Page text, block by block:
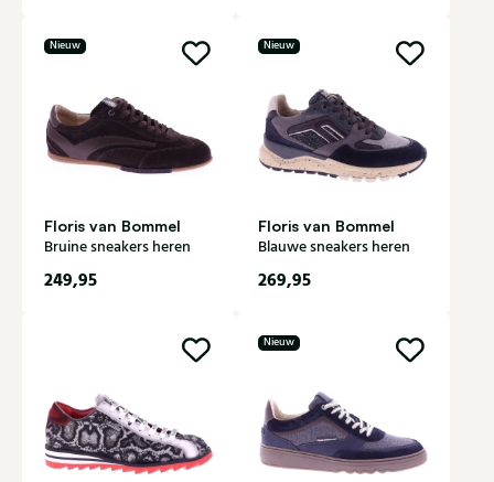
Nieuw
Floris van Bommel
Bruine sneakers heren
249,95
Nieuw
Floris van Bommel
Blauwe sneakers heren
269,95
Nieuw